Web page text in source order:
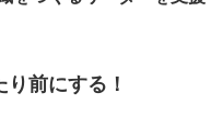
り前にする！